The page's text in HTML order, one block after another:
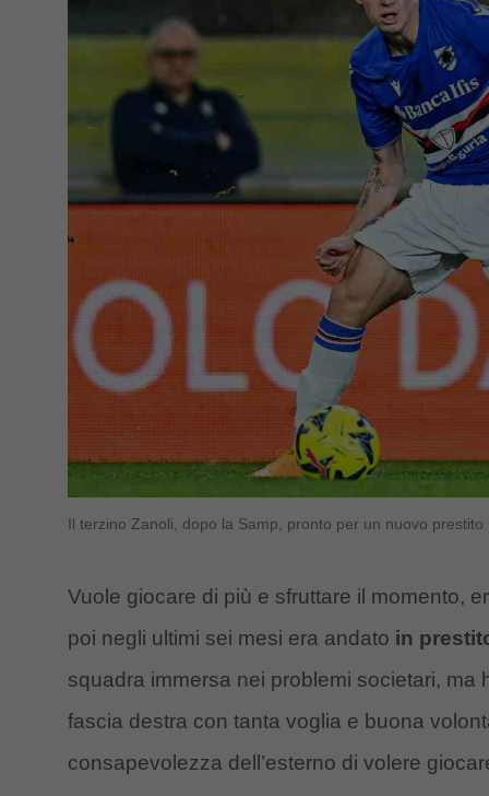
Il terzino Zanoli, dopo la Samp, pronto per un nuovo
Vuole giocare di più e sfruttare il momento,
poi negli ultimi sei mesi era andato in
squadra immersa nei problemi societari,
fascia destra con tanta voglia e buona
consapevolezza dell’esterno di volere